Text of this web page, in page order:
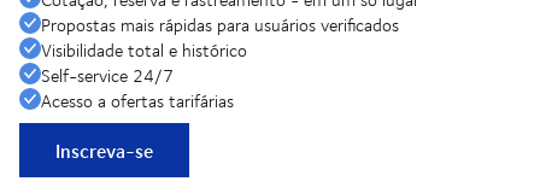
Propostas mais rápidas para usuários verificados
Visibilidade total e histórico
Self-service 24/7
Acesso a ofertas tarifárias
Inscreva-se